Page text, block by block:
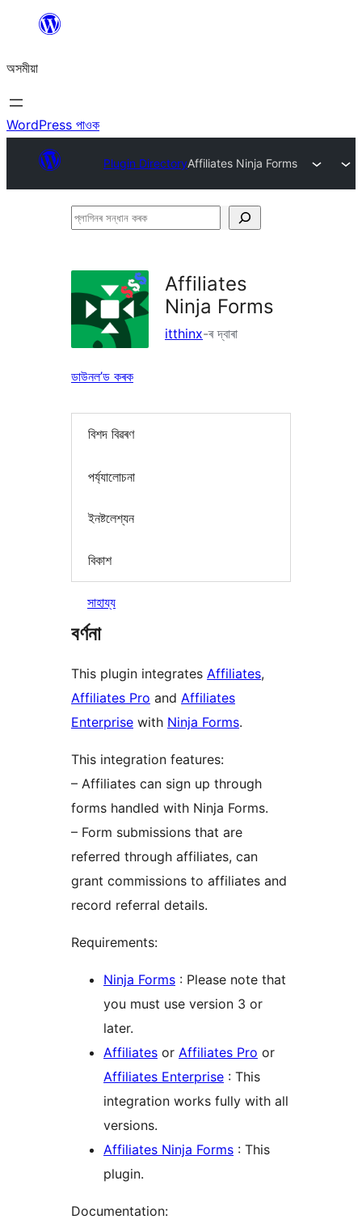
বিষয়বস্তুলৈ
যাওক
অসমীয়া
WordPress পাওক
Plugin DirectoryAffiliates Ninja Forms
প্লাগিনৰ
Affiliates
Ninja Forms
itthinx-ৰ দ্বাৰা
ডাউনল’ড কৰক
বিশদ বিৱৰণ
পৰ্য্যালোচনা
ইনষ্টলেশ্যন
বিকাশ
সাহায্য
বৰ্ণনা
This plugin integrates Affiliates,
Affiliates Pro and Affiliates
Enterprise with Ninja Forms.
This integration features:
– Affiliates can sign up through
forms handled with Ninja Forms.
– Form submissions that are
referred through affiliates, can
grant commissions to affiliates and
record referral details.
Requirements:
Ninja Forms : Please note that
you must use version 3 or
later.
Affiliates or Affiliates Pro or
Affiliates Enterprise : This
integration works fully with all
versions.
Affiliates Ninja Forms : This
plugin.
Documentation: